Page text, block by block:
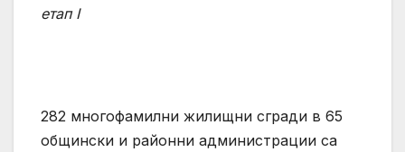
етап I
282 многофамилни жилищни сгради в 65
общински и районни администрации са